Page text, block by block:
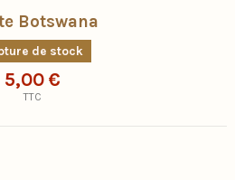
Botswana
de stock
5,00 €
TTC